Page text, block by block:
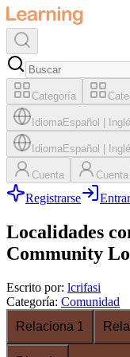
Categoría
IdiomaEspañol
IdiomaEspañol
Cuenta Cuenta
Registrarse Entrar
Localidades
Community
Escrito por: lcrifasi
Categoría: Comunidad
Relaciona 1